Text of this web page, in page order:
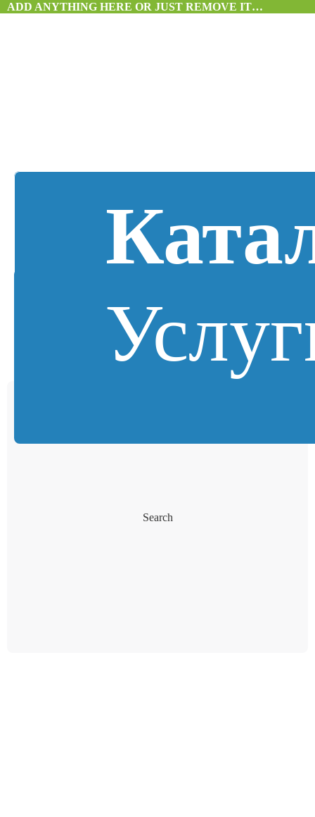
ADD ANYTHING HERE OR JUST REMOVE IT…
Search